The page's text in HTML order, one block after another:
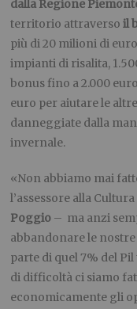
dalla Regione
territorio attraverso il
più di 20 milioni di
impianti di risalita,
bonus fino a 2.000
euro per aiutare le
danneggiate dalla
invernale.
«Non abbiamo mai
l’assessore alla
Poggio – ma anzi
abbandonare le
parte di quel 7% del
di difficoltà ci siamo
economicamente gli